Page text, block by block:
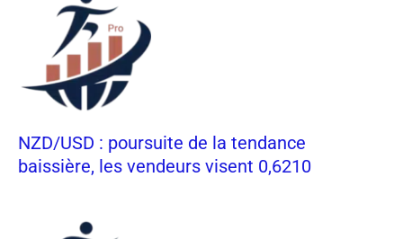
NZD/USD : poursuite de la tendance
baissière, les vendeurs visent 0,6210